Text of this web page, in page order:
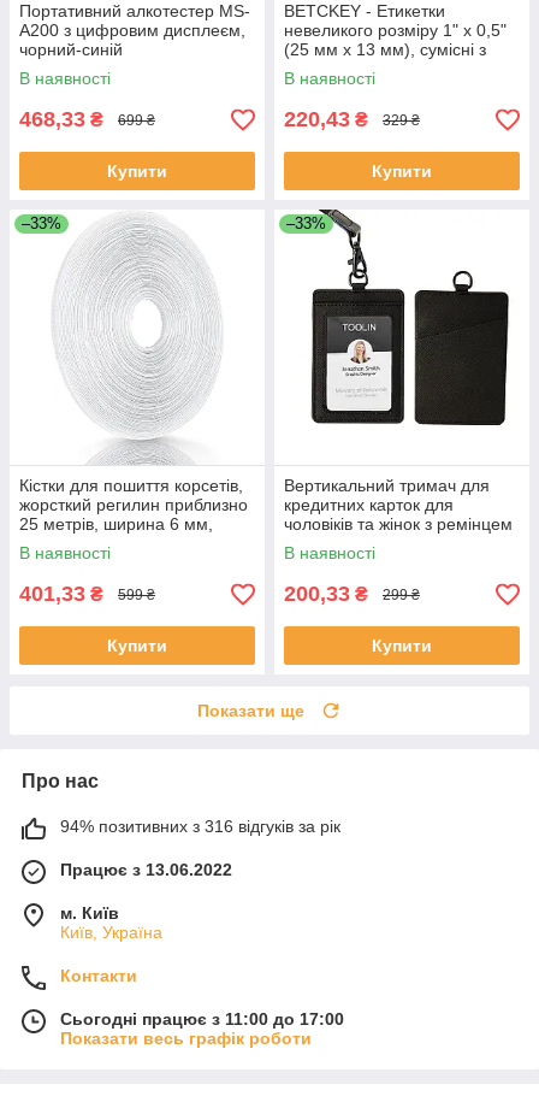
Портативний алкотестер MS-
A200 з цифровим дисплеєм,
чорний-синій
В наявності
468,33 ₴ 699 ₴
Купити
BETCKEY - Етикетки
невеликого розміру 1" x 0,5"
(25 мм x 13 мм), сумісні з
принтером етикеток Zebra &
More
В наявності
220,43 ₴ 329 ₴
Купити
–33%
Кістки для пошиття корсетів,
жорсткий регилин приблизно
25 метрів, ширина 6 мм,
поліестер
В наявності
401,33 ₴ 599 ₴
Купити
–33%
Вертикальний тримач для
кредитних карток для
чоловіків та жінок з ремінцем
на шиї (чорний)
В наявності
200,33 ₴ 299 ₴
Купити
Показати ще
Про нас
94% позитивних з 316 відгуків за рік
Працює з 13.06.2022
м. Київ
Київ, Україна
Контакти
Сьогодні працює з 11:00 до 17:00
Показати весь графік роботи